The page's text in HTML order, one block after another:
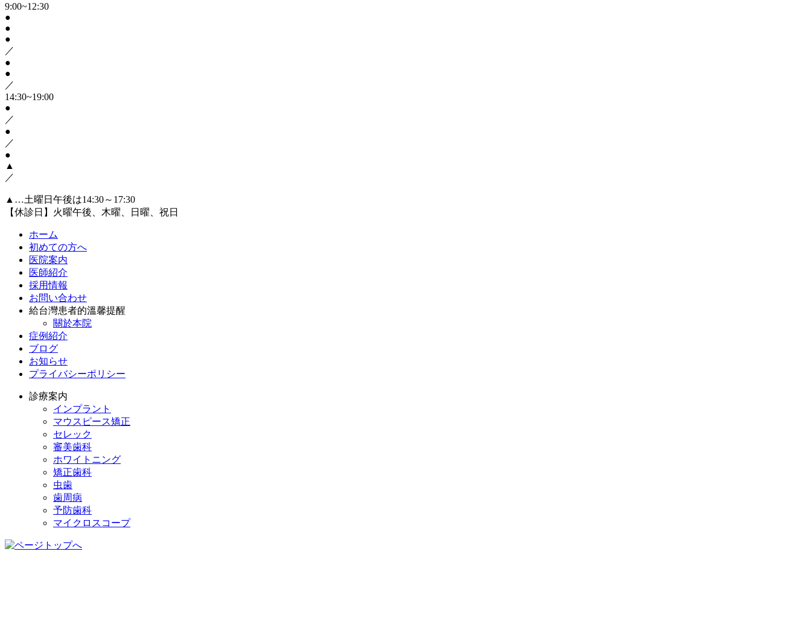
9:00~12:30
●
●
●
／
●
●
／
14:30~19:00
●
／
●
／
●
▲
／
▲…土曜日午後は14:30～17:30
【休診日】火曜午後、木曜、日曜、祝日
ホーム
初めての方へ
医院案内
医師紹介
採用情報
お問い合わせ
給台灣患者的溫馨提醒
關於本院
症例紹介
ブログ
お知らせ
プライバシーポリシー
診療案内
インプラント
マウスピース矯正
セレック
審美歯科
ホワイトニング
矯正歯科
虫歯
歯周病
予防歯科
マイクロスコープ